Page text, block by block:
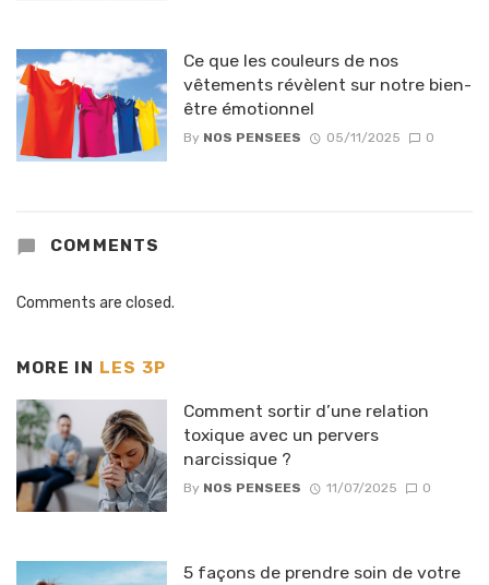
Ce que les couleurs de nos
vêtements révèlent sur notre bien-
être émotionnel
By NOS PENSEES 05/11/2025 0
COMMENTS
Comments are closed.
MORE IN LES 3P
Comment sortir d’une relation
toxique avec un pervers
narcissique ?
By NOS PENSEES 11/07/2025 0
5 façons de prendre soin de votre